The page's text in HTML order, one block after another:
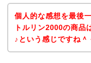
個人的な感想を最後
トルリン2000の商品
♪という感じですね＾